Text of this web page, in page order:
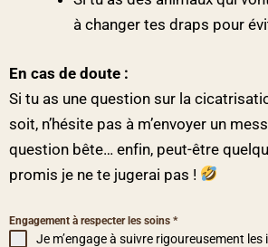
à changer tes draps pour
En cas de doute :
Si tu as une question sur la
soit, n’hésite pas à m’envoyer un
question bête… enfin, peut-être
promis je ne te jugerai pas !
Engagement à respecter les soins *
Je m’engage à suivre rigoureusement